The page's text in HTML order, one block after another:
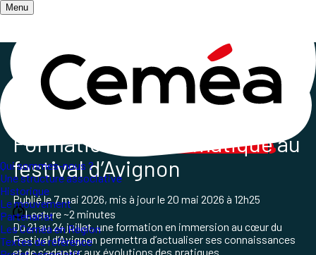
Menu
Qui sommes-nous ?
Une structure associative
Historique
Le mouvement
Partenariat
Les Ceméa en Région
Textes de référence
Accueil/
Les champs d'action
Culture et pratiques artistiques
Jeu dramatique au festival d’Avignon
Formation Jeu dramatiqueau
festival d’Avignon
Publié le7 mai 2026, mis à jour le20 mai 2026 à 12h25
Lecture ~2 minutes
Du 21 au 24 juillet, une formation en immersion au cœur du
Festival d’Avignon permettra d’actualiser ses connaissances
et de s’adapter aux évolutions des pratiques